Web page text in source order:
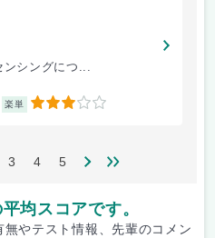
ンシングにつ...
楽単 3
3 4 5
均スコアです。
やテスト情報、先輩のコメン